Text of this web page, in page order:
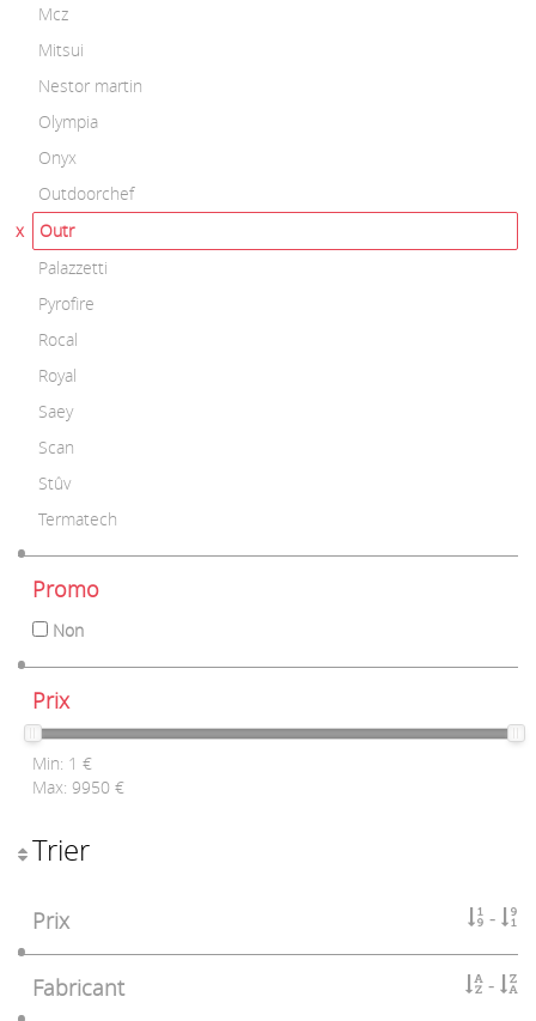
Mcz
Mitsui
Nestor martin
Olympia
Onyx
Outdoorchef
Outr
Palazzetti
Pyrofire
Rocal
Royal
Saey
Scan
Stûv
Termatech
Promo
Non
Prix
Min: 1 €
Max: 9950 €
Trier
Prix
Fabricant